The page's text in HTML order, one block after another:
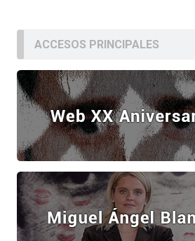
ACCESOS PRINCIPALES